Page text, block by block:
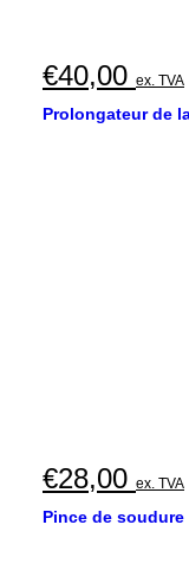
€40,00 ex. TVA
Prolongateur de
€28,00 ex. TVA
Pince de soudure